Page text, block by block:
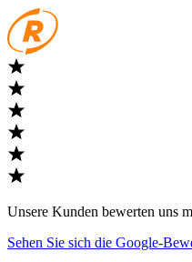
Unsere Kunden bewerten uns
Sehen Sie sich die Google-